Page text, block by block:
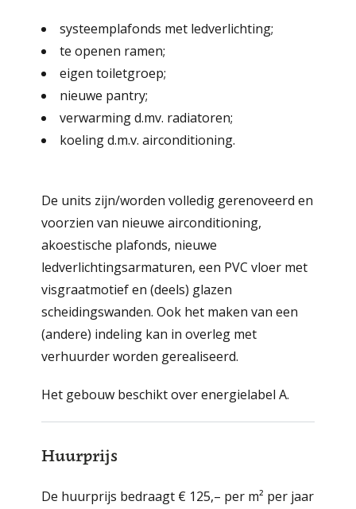
systeemplafonds met ledverlichting;
te openen ramen;
eigen toiletgroep;
nieuwe pantry;
verwarming d.mv. radiatoren;
koeling d.m.v. airconditioning.
De units zijn/worden volledig gerenoveerd en
voorzien van nieuwe airconditioning,
akoestische plafonds, nieuwe
ledverlichtingsarmaturen, een PVC vloer met
visgraatmotief en (deels) glazen
scheidingswanden. Ook het maken van een
(andere) indeling kan in overleg met
verhuurder worden gerealiseerd.
Het gebouw beschikt over energielabel A.
Huurprijs
De huurprijs bedraagt € 125,– per m² per jaar